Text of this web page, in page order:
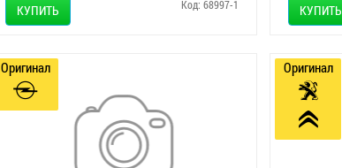
КУПИТЬ Код: 68997-1 КУПИТЬ
Оригинал Оригинал